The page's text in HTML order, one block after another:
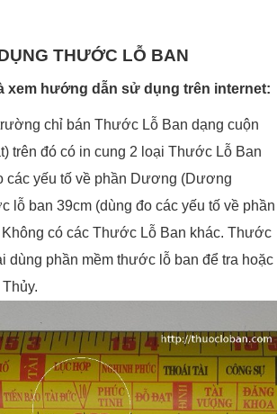
THƯỚC LỖ BAN
xem hướng dẫn sử dụng trên internet:
chỉ bán Thước Lỗ Ban dạng cuộn
trên đó có in cung 2 loại Thước Lỗ Ban
các yếu tố về phần Dương (Dương
lỗ ban 39cm (dùng đo các yếu tố về phần
Không có các Thước Lỗ Ban khác. Thước
dùng phần mềm thước lỗ ban để tra hoặc